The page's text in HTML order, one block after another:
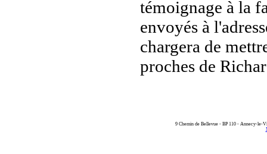
témoignage à la
envoyés à
chargera de
proches de
9 Chemin de Bellevue - BP 110 - Annecy-le-